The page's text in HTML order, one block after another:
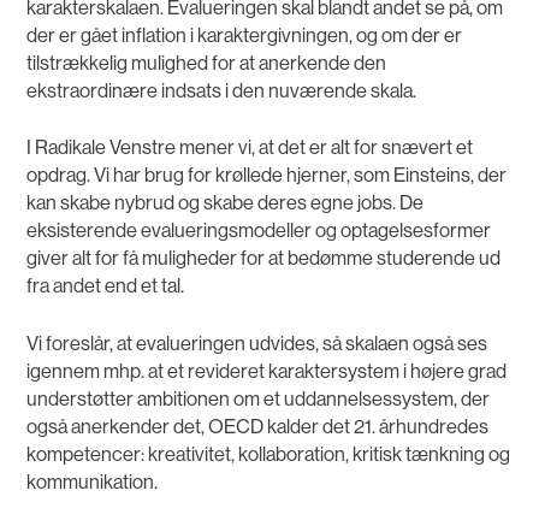
karakterskalaen. Evalueringen skal blandt andet se på, om
der er gået inflation i karaktergivningen, og om der er
tilstrækkelig mulighed for at anerkende den
ekstraordinære indsats i den nuværende skala.
I Radikale Venstre mener vi, at det er alt for snævert et
opdrag. Vi har brug for krøllede hjerner, som Einsteins, der
kan skabe nybrud og skabe deres egne jobs. De
eksisterende evalueringsmodeller og optagelsesformer
giver alt for få muligheder for at bedømme studerende ud
fra andet end et tal.
Vi foreslår, at evalueringen udvides, så skalaen også ses
igennem mhp. at et revideret karaktersystem i højere grad
understøtter ambitionen om et uddannelsessystem, der
også anerkender det, OECD kalder det 21. århundredes
kompetencer: kreativitet, kollaboration, kritisk tænkning og
kommunikation.